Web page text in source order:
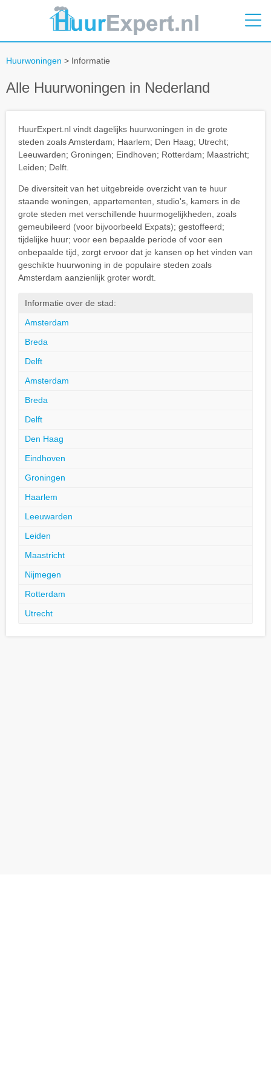
Huurwoningen > Informatie
Alle Huurwoningen in Nederland
HuurExpert.nl vindt dagelijks huurwoningen in de grote
steden zoals Amsterdam; Haarlem; Den Haag; Utrecht;
Leeuwarden; Groningen; Eindhoven; Rotterdam; Maastricht;
Leiden; Delft.
De diversiteit van het uitgebreide overzicht van te huur
staande woningen, appartementen, studio's, kamers in de
grote steden met verschillende huurmogelijkheden, zoals
gemeubileerd (voor bijvoorbeeld Expats); gestoffeerd;
tijdelijke huur; voor een bepaalde periode of voor een
onbepaalde tijd, zorgt ervoor dat je kansen op het vinden van
geschikte huurwoning in de populaire steden zoals
Amsterdam aanzienlijk groter wordt.
Informatie over de stad:
Amsterdam
Breda
Delft
Amsterdam
Breda
Delft
Den Haag
Eindhoven
Groningen
Haarlem
Leeuwarden
Leiden
Maastricht
Nijmegen
Rotterdam
Utrecht